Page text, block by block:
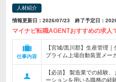
人材紹介
情報更新日：2026/07/23 終了予定日：
マイナビ転職AGENTおすすめの求人
仕事内容
【宮城/黒川郡】生産管理
プライム上場自動装置メー
【必須】 製造業での経験
ーションを用いる職務の経